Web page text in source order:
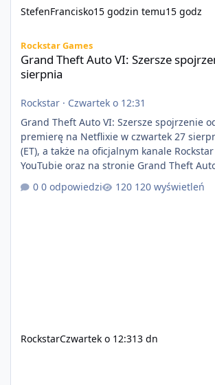
StefenFrancisko15 godzin temu15 godz
Rockstar Games
Grand Theft Auto VI: Szersze
sierpnia
Rockstar · Czwartek o 12:31
Grand Theft Auto VI: Szersze spojrzenie
premierę na Netflixie w czwartek 27
(ET), a także na oficjalnym kanale
YouTubie oraz na stronie Grand Theft
(ET) 27 sierpnia. https://netflix.com/GTAVI
Auto VI będzie dostępne 19 listopada na
0 odpowiedzi 120 wyświetleń
RockstarCzwartek o 12:313 dn